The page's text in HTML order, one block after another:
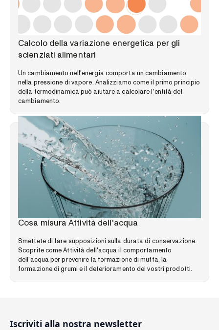
LIBRERIA DELLE COMPETENZE
Calcolo della variazione energetica per gli
scienziati alimentari
Un cambiamento nell'energia comporta un cambiamento
nella pressione di vapore. Analizziamo come il primo principio
della termodinamica può aiutare a calcolare l'entità del
cambiamento.
LIBRERIA DELLE COMPETENZE
Cosa misura Attività dell'acqua
Smettete di fare supposizioni sulla durata di conservazione.
Scoprite come Attività dell'acqua il comportamento
dell'acqua per prevenire la formazione di muffa, la
formazione di grumi e il deterioramento dei vostri prodotti.
Iscriviti alla nostra newsletter